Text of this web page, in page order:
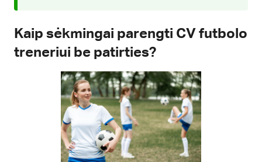
Kaip sėkmingai parengti CV futbolo
treneriui be patirties?